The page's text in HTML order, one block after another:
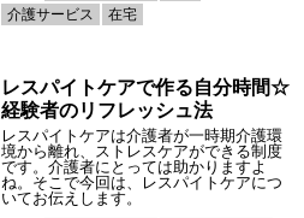
介護サービス
在宅
レスパイトケアで作る自分時間☆
経験者のリフレッシュ法
レスパイトケアは介護者が一時期介護環
境から離れ、ストレスケアができる制度
です。介護者にとっては助かりますよ
ね。そこで今回は、レスパイトケアにつ
いてお伝えします。